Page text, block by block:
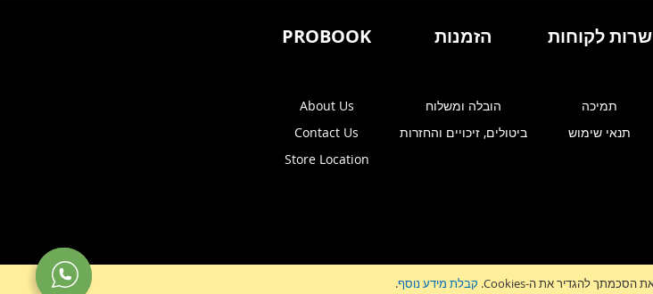
קבלת מידע נוסף.
שרות לקוחות
תמיכה
תנאי שימוש
הזמנות
הובלה ומשלוח
ביטולים, זיכויים והחזרות
PROBOOK
About Us
Contact Us
Store Location